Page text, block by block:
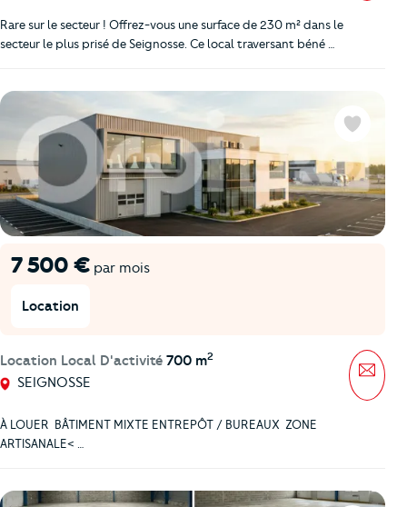
Rare sur le secteur ! Offrez-vous une surface de 230 m² dans le
secteur le plus prisé de Seignosse. Ce local traversant béné …
7 500 € par mois
Location
Location Local D'activité 700 m2
SEIGNOSSE
Favoris
À LOUER  BÂTIMENT MIXTE ENTREPÔT / BUREAUX  ZONE
ARTISANALE< …